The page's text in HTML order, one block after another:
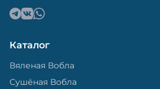
Каталог
Вяленая Вобла
Сушёная Вобла